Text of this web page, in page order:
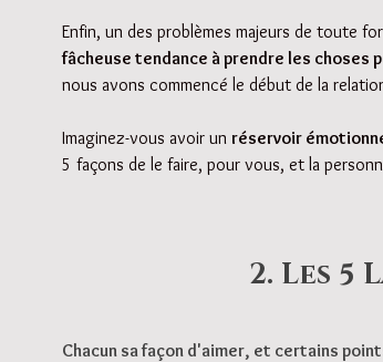
Enfin, un des problèmes majeurs de toute
fâcheuse tendance à prendre les choses
nous avons commencé le début de la
Imaginez-vous avoir un réservoir
5 façons de le faire, pour vous, et la
2. Les 5
Chacun sa façon d'aimer, et certains